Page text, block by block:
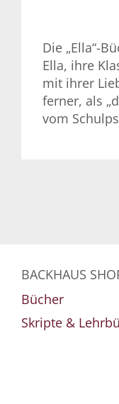
Die „Ella“-
Ella, ihre
mit ihrer
ferner, als
vom
BACKHAUS
Bücher
Skripte &